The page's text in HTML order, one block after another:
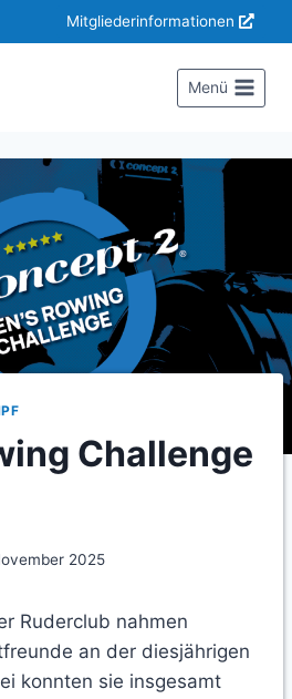
Mitgliederinformationen
Menü
Challenge
2025
Ruderclub nahmen
an der diesjährigen
konnten sie insgesamt